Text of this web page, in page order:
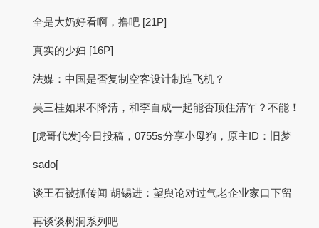
全是大奶好看啊，撸吧 [21P]
真实的少妇 [16P]
法媒：中国是否复制空客设计制造飞机？
吴三桂如果不降清，和李自成一起能否顶住清军？不能！
[虎哥代发]今日投稿，0755s分享小母狗，原主ID：旧梦
sado[
谈王石被抓传闻 胡锡进：望舆论对过气老企业家口下留
再谈谈树洞系列吧